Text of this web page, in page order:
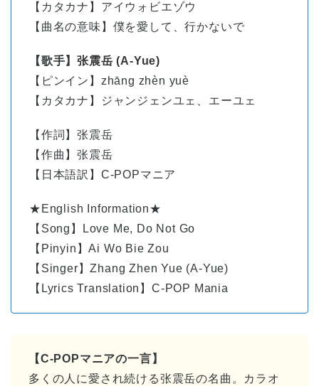
【カタカナ】アイウォビエゾウ
【曲名の意味】僕を愛して、行かないで
【歌手】张震岳 (A-Yue)
【ピンイン】 zhāng zhèn yuè
【カタカナ】ジャンジェンユェ、エーユェ
【作詞】张震岳
【作曲】张震岳
【日本語訳】C-POPマニア
★English Information★
【Song】Love Me, Do Not Go
【Pinyin】Ai Wo Bie Zou
【Singer】Zhang Zhen Yue (A-Yue)
【Lyrics Translation】C-POP Mania
【C-POPマニアの一言】
多くの人に愛され続ける张震岳の名曲。カラオ